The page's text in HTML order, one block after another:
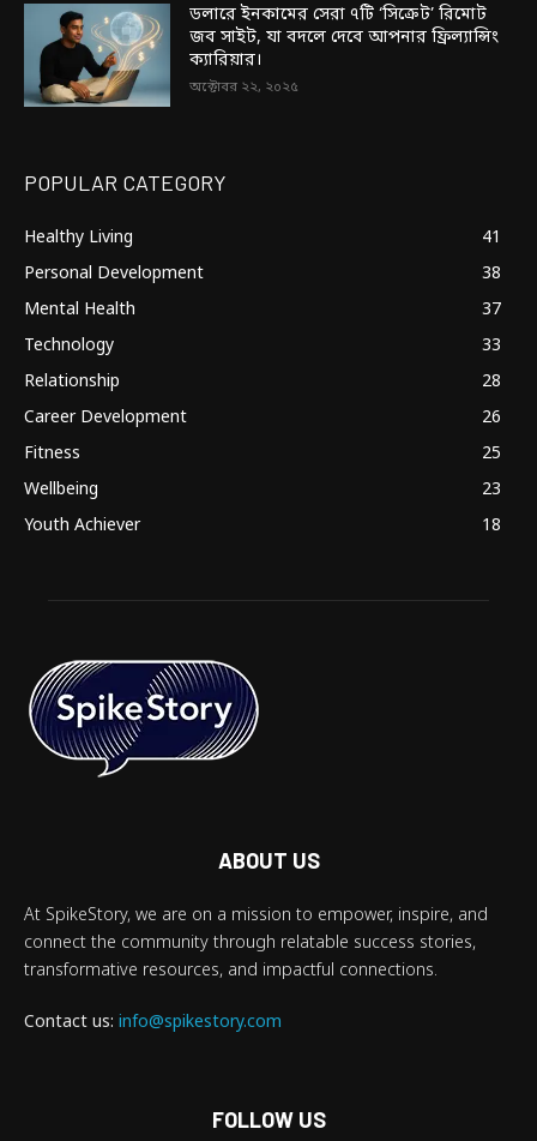
ডলারে ইনকামের সেরা ৭টি ‘সিক্রেট’ রিমোট
জব সাইট, যা বদলে দেবে আপনার ফ্রিল্যান্সিং
ক্যারিয়ার।
অক্টোবর ২২, ২০২৫
POPULAR CATEGORY
Healthy Living
41
Personal Development
38
Mental Health
37
Technology
33
Relationship
28
Career Development
26
Fitness
25
Wellbeing
23
Youth Achiever
18
ABOUT US
At SpikeStory, we are on a mission to empower, inspire, and
connect the community through relatable success stories,
transformative resources, and impactful connections.
Contact us: info@spikestory.com
FOLLOW US